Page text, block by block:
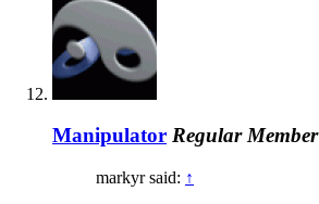
Manipulator Regular Member
markyr said: ↑